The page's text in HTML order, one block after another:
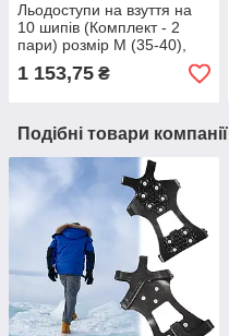
Льодоступи на взуття на
10 шипів (Комплект - 2
пари) розмір M (35-40),
шипи на взуття від
ожеледиці
1 153,75 ₴
Подібні товари компанії